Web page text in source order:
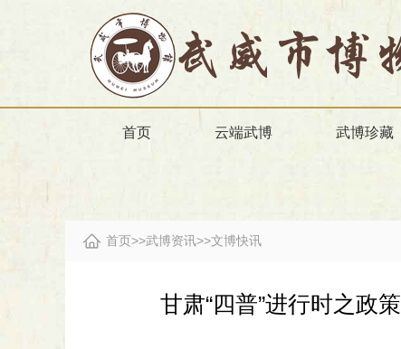
首页 云端武博 武博珍藏
首页>>武博资讯>>文博快讯
甘肃“四普”进行时之政